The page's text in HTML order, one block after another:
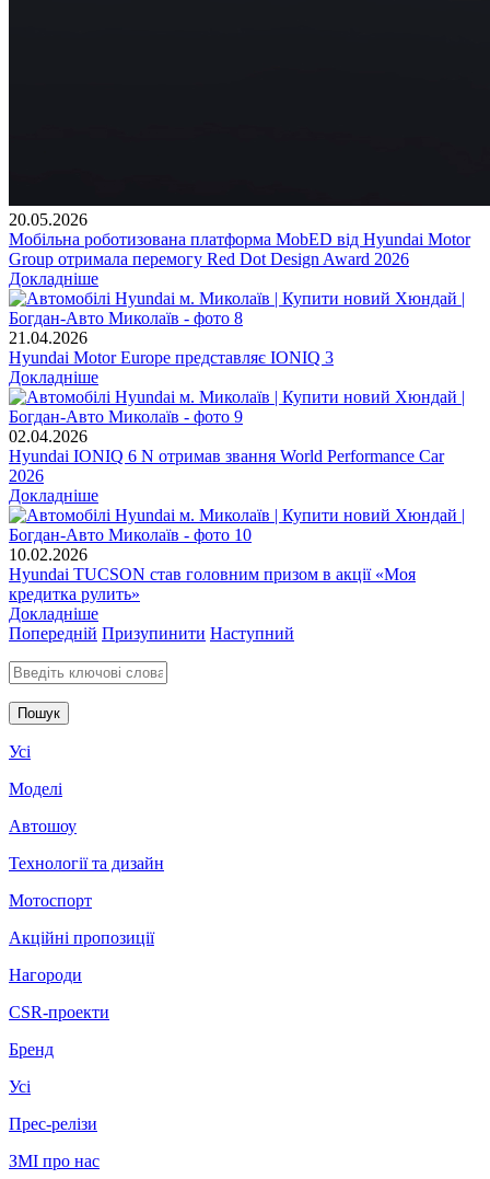
20.05.2026
Мобільна роботизована платформа MobED від Hyundai Motor
Group отримала перемогу Red Dot Design Award 2026
Докладніше
21.04.2026
Hyundai Motor Europe представляє IONIQ 3
Докладніше
02.04.2026
Hyundai IONIQ 6 N отримав звання World Performance Car
2026
Докладніше
10.02.2026
Hyundai TUCSON став головним призом в акції «Моя
кредитка рулить»
Докладніше
Попередній Призупинити Наступний
Введіть ключові слова для пошуку
Усі
Моделі
Автошоу
Технології та дизайн
Мотоспорт
Акційні пропозиції
Нагороди
CSR-проекти
Бренд
Усі
Прес-релізи
ЗМІ про нас